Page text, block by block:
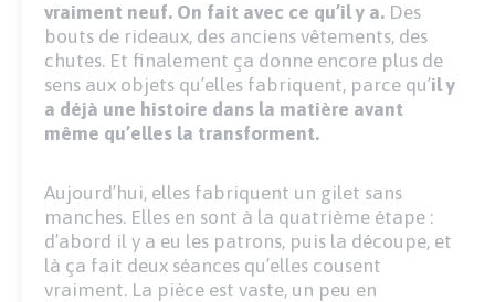
vraiment neuf. On fait avec ce qu’il y a. Des
bouts de rideaux, des anciens vêtements, des
chutes. Et finalement ça donne encore plus de
sens aux objets qu’elles fabriquent, parce qu’il y
a déjà une histoire dans la matière avant
même qu’elles la transforment.
Aujourd’hui, elles fabriquent un gilet sans
manches. Elles en sont à la quatrième étape :
d’abord il y a eu les patrons, puis la découpe, et
là ça fait deux séances qu’elles cousent
vraiment. La pièce est vaste, un peu en